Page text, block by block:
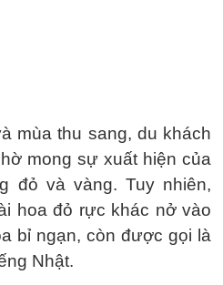
mùa thu sang, du khách
mong sự xuất hiện của
đỏ và vàng. Tuy nhiên,
hoa đỏ rực khác nở vào
bỉ ngạn, còn được gọi là
Nhật.